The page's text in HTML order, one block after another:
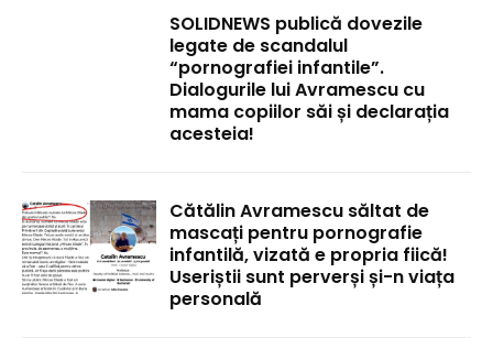
SOLIDNEWS publică dovezile
legate de scandalul
“pornografiei infantile”.
Dialogurile lui Avramescu cu
mama copiilor săi și declarația
acesteia!
Cătălin Avramescu săltat de
mascați pentru pornografie
infantilă, vizată e propria fiică!
Useriștii sunt perverși și-n viața
personală